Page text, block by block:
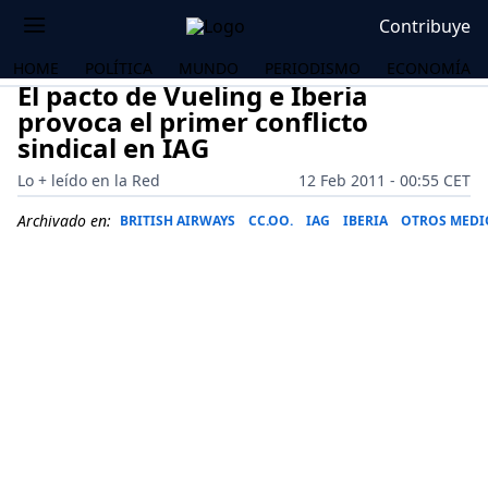
Contribuye
HOME POLÍTICA MUNDO PERIODISMO ECONOMÍA
El pacto de Vueling e Iberia
provoca el primer conflicto
sindical en IAG
Lo + leído en la Red
12 Feb 2011 - 00:55 CET
Archivado en: BRITISH AIRWAYS CC.OO. IAG IBERIA OTROS